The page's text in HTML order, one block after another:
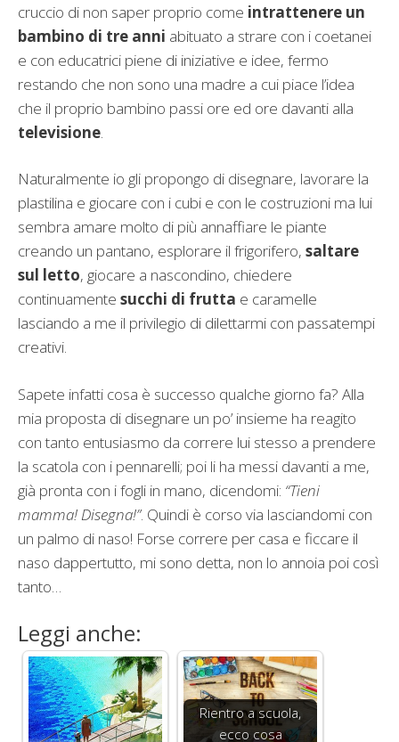
cruccio di non saper proprio come intrattenere un
bambino di tre anni abituato a strare con i coetanei
e con educatrici piene di iniziative e idee, fermo
restando che non sono una madre a cui piace l’idea
che il proprio bambino passi ore ed ore davanti alla
televisione.
Naturalmente io gli propongo di disegnare, lavorare la
plastilina e giocare con i cubi e con le costruzioni ma lui
sembra amare molto di più annaffiare le piante
creando un pantano, esplorare il frigorifero, saltare
sul letto, giocare a nascondino, chiedere
continuamente succhi di frutta e caramelle
lasciando a me il privilegio di dilettarmi con passatempi
creativi.
Sapete infatti cosa è successo qualche giorno fa? Alla
mia proposta di disegnare un po’ insieme ha reagito
con tanto entusiasmo da correre lui stesso a prendere
la scatola con i pennarelli; poi li ha messi davanti a me,
già pronta con i fogli in mano, dicendomi: “Tieni
mamma! Disegna!”. Quindi è corso via lasciandomi con
un palmo di naso! Forse correre per casa e ficcare il
naso dappertutto, mi sono detta, non lo annoia poi così
tanto…
Leggi anche:
Rientro a scuola,
ecco cosa